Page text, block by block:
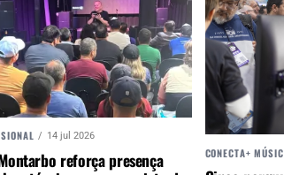
14 jul 2026
reforça presença
CONECTA+